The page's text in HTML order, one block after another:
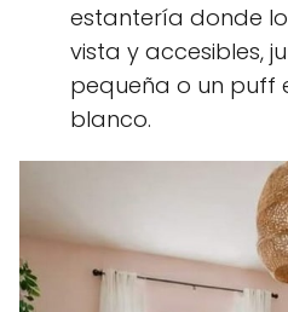
estantería donde
vista y accesibles,
pequeña o un puff
blanco.